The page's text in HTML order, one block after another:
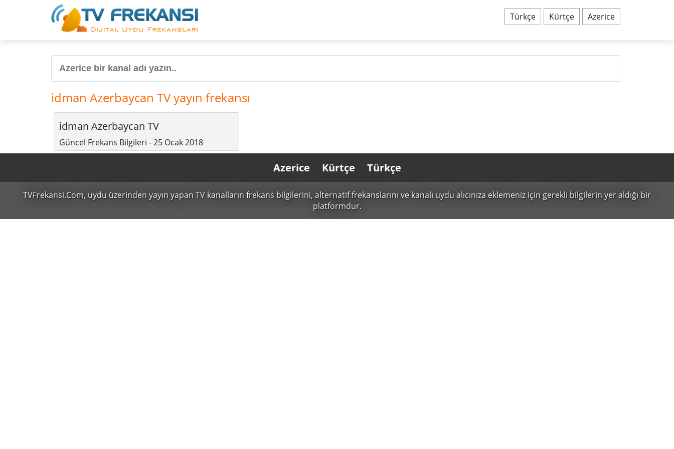
Türkçe Kürtçe Azerice
idman Azerbaycan TV yayın frekansı
idman Azerbaycan TV
Güncel Frekans Bilgileri - 25 Ocak 2018
Azerice Kürtçe Türkçe
TVFrekansi.Com, uydu üzerinden yayın yapan TV kanalların frekans bilgilerini, alternatif frekanslarını ve kanalı uydu alıcınıza eklemeniz için gerekli bilgilerin yer aldığı bir
platformdur.